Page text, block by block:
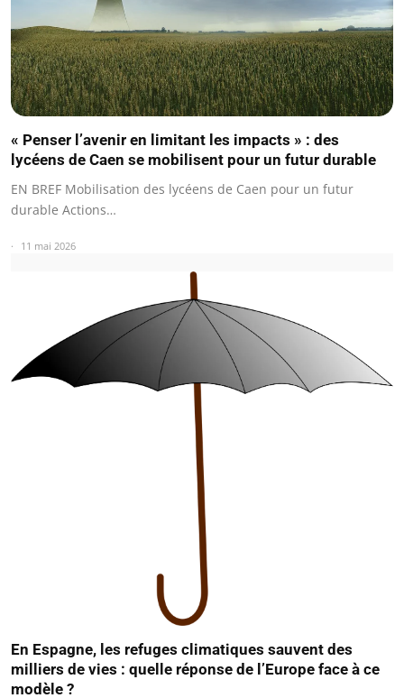
« Penser l’avenir en limitant les impacts » : des
lycéens de Caen se mobilisent pour un futur durable
EN BREF Mobilisation des lycéens de Caen pour un futur
durable Actions…
11 mai 2026
En Espagne, les refuges climatiques sauvent des
milliers de vies : quelle réponse de l’Europe face à ce
modèle ?